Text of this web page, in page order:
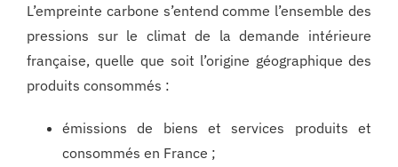
L’empreinte carbone s’entend comme l’ensemble des
pressions sur le climat de la demande intérieure
française, quelle que soit l’origine géographique des
produits consommés :
émissions de biens et services produits et
consommés en France ;